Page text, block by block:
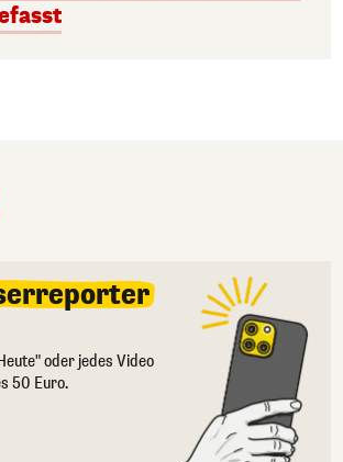
oder jedes Video
50 Euro.